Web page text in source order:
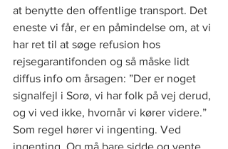
at benytte den offentlige transport. Det
eneste vi får, er en påmindelse om, at vi
har ret til at søge refusion hos
rejsegarantifonden og så måske lidt
diffus info om årsagen: ”Der er noget
signalfejl i Sorø, vi har folk på vej derud,
og vi ved ikke, hvornår vi kører videre.”
Som regel hører vi ingenting. Ved